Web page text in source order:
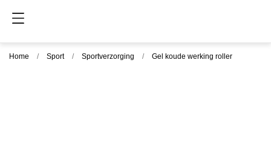
Home Sport Sportverzorging Gel koude werking roller